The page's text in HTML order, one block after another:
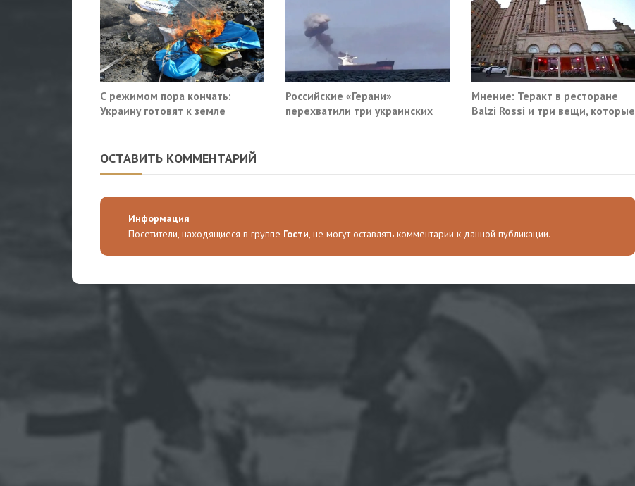
С режимом пора кончать:
Украину готовят к земле
Российские «Герани»
перехватили три украинских
Мнение: Теракт в ресторане
Balzi Rossi и три вещи, которые
ОСТАВИТЬ КОММЕНТАРИЙ
Информация
Посетители, находящиеся в группе Гости, не могут оставлять комментарии к данной публикации.